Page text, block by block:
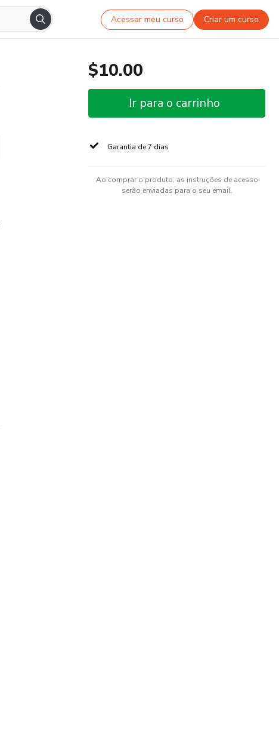
Acessar meu curso Criar um curso
$10.00
Ir para o carrinho
Garantia de 7 dias
Ao comprar o produto, as instruções de acesso
serão enviadas para o seu email.